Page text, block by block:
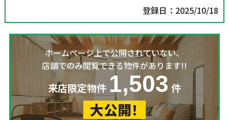
登録日：2025/10/18
ホームページ上で公開されていない、
店舗でのみ閲覧できる物件があります!!
来店限定物件 1,503 件
大公開！